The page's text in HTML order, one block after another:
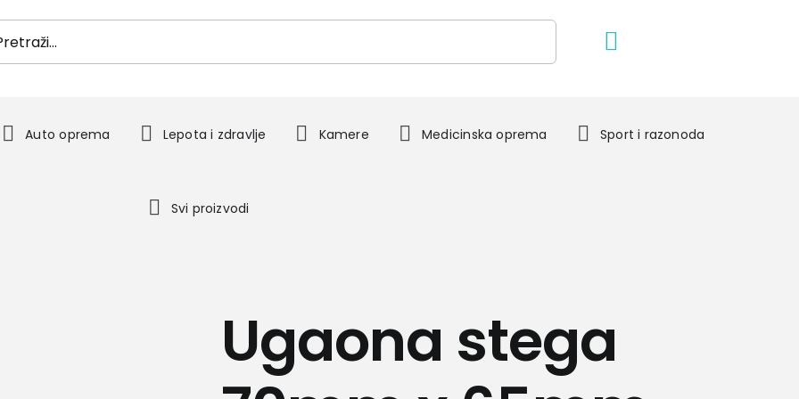
Auto oprema Lepota i zdravlje Kamere Medicinska oprema Sport i razonoda
Svi proizvodi
Ugaona stega